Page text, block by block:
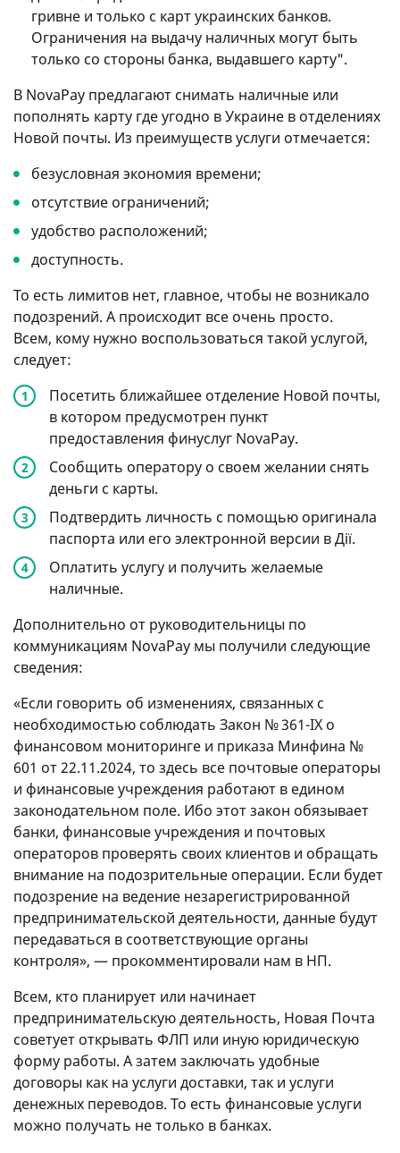
гривне и только с карт украинских банков.
Ограничения на выдачу наличных могут быть
только со стороны банка, выдавшего карту".
В NovaPay предлагают снимать наличные или
пополнять карту где угодно в Украине в отделениях
Новой почты. Из преимуществ услуги отмечается:
безусловная экономия времени;
отсутствие ограничений;
удобство расположений;
доступность.
То есть лимитов нет, главное, чтобы не возникало
подозрений. А происходит все очень просто.
Всем, кому нужно воспользоваться такой услугой,
следует:
Посетить ближайшее отделение Новой почты,
в котором предусмотрен пункт
предоставления финуслуг NovaPay.
Сообщить оператору о своем желании снять
деньги с карты.
Подтвердить личность с помощью оригинала
паспорта или его электронной версии в Дії.
Оплатить услугу и получить желаемые
наличные.
Дополнительно от руководительницы по
коммуникациям NovaPay мы получили следующие
сведения:
«Если говорить об изменениях, связанных с
необходимостью соблюдать Закон № 361-IX о
финансовом мониторинге и приказа Минфина №
601 от 22.11.2024, то здесь все почтовые операторы
и финансовые учреждения работают в едином
законодательном поле. Ибо этот закон обязывает
банки, финансовые учреждения и почтовых
операторов проверять своих клиентов и обращать
внимание на подозрительные операции. Если будет
подозрение на ведение незарегистрированной
предпринимательской деятельности, данные будут
передаваться в соответствующие органы
контроля», — прокомментировали нам в НП.
Всем, кто планирует или начинает
предпринимательскую деятельность, Новая Почта
советует открывать ФЛП или иную юридическую
форму работы. А затем заключать удобные
договоры как на услуги доставки, так и услуги
денежных переводов. То есть финансовые услуги
можно получать не только в банках.